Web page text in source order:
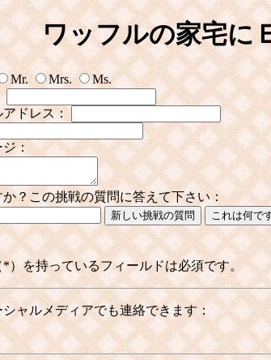
ワッフルの家宅に
Mr. Mrs.
Ms.
ドレス：
：
か？この挑戦の質問に答えて下さい：
新しい挑戦の質問
これは何で
*）を持っているフィールドは必須です。
ャルメディアでも連絡できます：